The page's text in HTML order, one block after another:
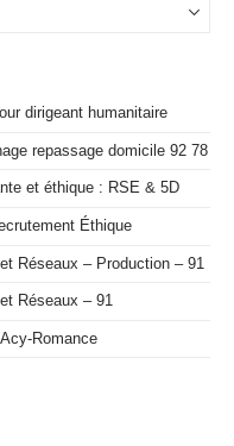
dirigeant humanitaire
repassage domicile 92 78
et éthique : RSE & 5D
Éthique
Réseaux – Production – 91
Réseaux – 91
Romance